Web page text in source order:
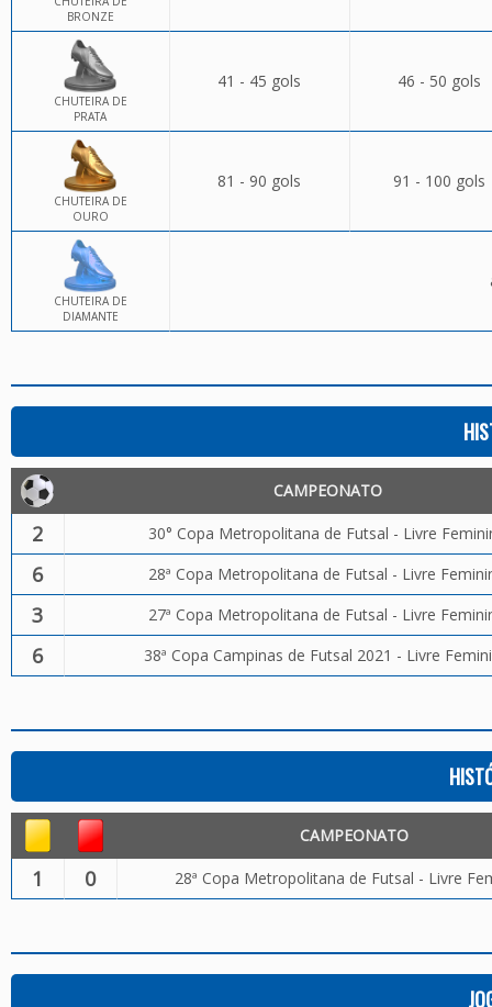
BRONZE
CHUTEIRA DE
PRATA
41 - 45 gols 46 - 50 gols
CHUTEIRA DE
OURO
81 - 90 gols 91 - 100 gols
CHUTEIRA DE
DIAMANTE
CAMPEONATO
2 30° Copa Metropolitana de Futsal - Livre
6 28ª Copa Metropolitana de Futsal - Livre
3 27ª Copa Metropolitana de Futsal - Livre
6 38ª Copa Campinas de Futsal 2021 - Livre
CAMPEONATO
1 0 28ª Copa Metropolitana de Futsal - Livre